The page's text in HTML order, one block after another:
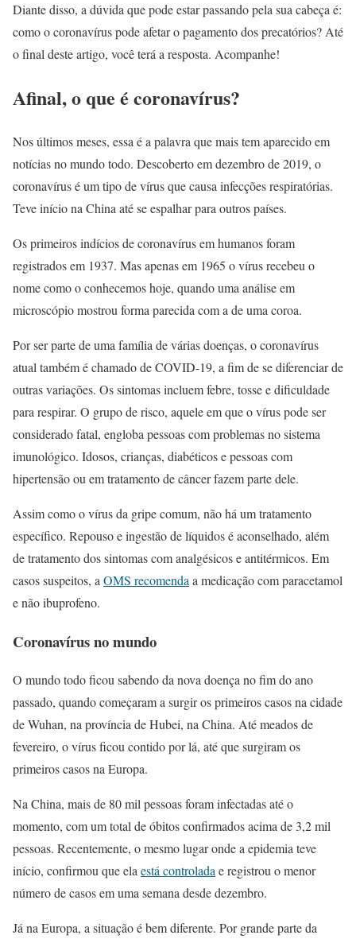
Diante disso, a dúvida que pode estar passando pela sua cabeça é:
como o coronavírus pode afetar o pagamento dos precatórios? Até
o final deste artigo, você terá a resposta. Acompanhe!
Afinal, o que é coronavírus?
Nos últimos meses, essa é a palavra que mais tem aparecido em
notícias no mundo todo. Descoberto em dezembro de 2019, o
coronavírus é um tipo de vírus que causa infecções respiratórias.
Teve início na China até se espalhar para outros países.
Os primeiros indícios de coronavírus em humanos foram
registrados em 1937. Mas apenas em 1965 o vírus recebeu o
nome como o conhecemos hoje, quando uma análise em
microscópio mostrou forma parecida com a de uma coroa.
Por ser parte de uma família de várias doenças, o coronavírus
atual também é chamado de COVID-19, a fim de se diferenciar de
outras variações. Os sintomas incluem febre, tosse e dificuldade
para respirar. O grupo de risco, aquele em que o vírus pode ser
considerado fatal, engloba pessoas com problemas no sistema
imunológico. Idosos, crianças, diabéticos e pessoas com
hipertensão ou em tratamento de câncer fazem parte dele.
Assim como o vírus da gripe comum, não há um tratamento
específico. Repouso e ingestão de líquidos é aconselhado, além
de tratamento dos sintomas com analgésicos e antitérmicos. Em
casos suspeitos, a OMS recomenda a medicação com paracetamol
e não ibuprofeno.
Coronavírus no mundo
O mundo todo ficou sabendo da nova doença no fim do ano
passado, quando começaram a surgir os primeiros casos na cidade
de Wuhan, na província de Hubei, na China. Até meados de
fevereiro, o vírus ficou contido por lá, até que surgiram os
primeiros casos na Europa.
Na China, mais de 80 mil pessoas foram infectadas até o
momento, com um total de óbitos confirmados acima de 3,2 mil
pessoas. Recentemente, o mesmo lugar onde a epidemia teve
início, confirmou que elaestá controladae registrou o menor
número de casos em uma semana desde dezembro.
Já na Europa, a situação é bem diferente. Por grande parte da